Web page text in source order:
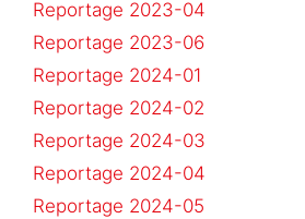
Reportage 2023-04
Reportage 2023-06
Reportage 2024-01
Reportage 2024-02
Reportage 2024-03
Reportage 2024-04
Reportage 2024-05